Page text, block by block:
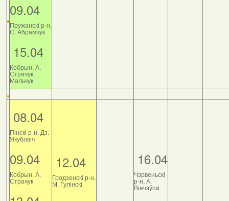
09.04
Пружанскі р-н,
С. Абрамчук
15.04
Кобрын, А.
Страчук,
Мальчук
08.04
Пінскі р-н, Дз.
Якубовіч
09.04
Кобрын, А.
Страчук
12.04
Гродзенскі р-н,
М. Гулінскі
16.04
Чэрвеньскі
р-н, А.
Вінчэўскі